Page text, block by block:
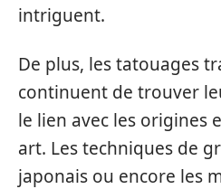
intriguent.
De plus, les tatouages
continuent de trouver
le lien avec les origines
art. Les techniques de
japonais ou encore les